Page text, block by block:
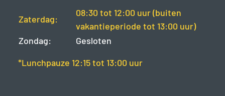
Zaterdag:
08:30 tot 12:00 uur (buiten
vakantieperiode tot 13:00 uur)
Zondag:
Gesloten
*Lunchpauze 12:15 tot 13:00 uur